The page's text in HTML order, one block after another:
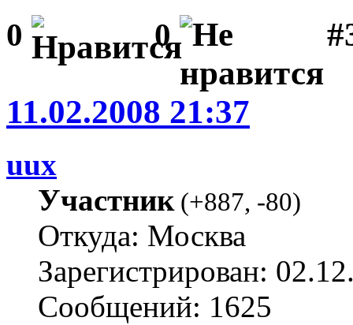
0 0
11.02.2008 21:37
uux
Участник(+887, -80)
Откуда: Москва
Зарегистрирован:
Сообщений: 1625